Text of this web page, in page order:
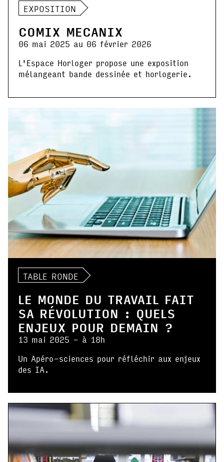
EXPOSITION
COMIX MECANIX
06 mai 2025 au 06 février 2026
L'Espace Horloger propose une exposition
mélangeant bande dessinée et horlogerie.
TABLE RONDE
LE MONDE DU TRAVAIL FAIT
SA RÉVOLUTION : QUELS
ENJEUX POUR DEMAIN ?
13 mai 2025 - à 18h
Un Apéro-sciences pour réfléchir aux enjeux
des IA.